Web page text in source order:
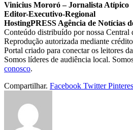
Vinicius Mororó – Jornalista Atípico
Editor-Executivo-Regional
HostingPRESS Agência de Notícias
Conteúdo distribuído por nossa Central
Reprodução autorizada mediante
Portal criado para conectar os leitores
Somos líderes de audiência local.
conosco.
Compartilhar. Facebook Twitter